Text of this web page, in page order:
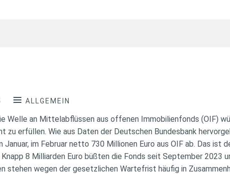
ALLGEMEIN
Welle an Mittelabflüssen aus offenen Immobilienfonds (OIF)
zu erfüllen. Wie aus Daten der Deutschen Bundesbank
Januar, im Februar netto 730 Millionen Euro aus OIF ab. Das ist
Knapp 8 Milliarden Euro büßten die Fonds seit September 2023
stehen wegen der gesetzlichen Wartefrist häufig in